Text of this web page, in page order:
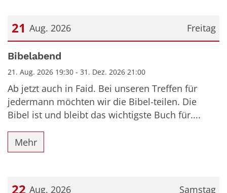
Freitag
21 Aug. 2026
Datum: 21. August 2026
Bibelabend
21. Aug. 2026 19:30 - 31. Dez. 2026 21:00
Ab jetzt auch in Faid. Bei unseren Treffen für
jedermann möchten wir die Bibel-teilen. Die
Bibel ist und bleibt das wichtigste Buch für....
Mehr
Samstag
22 Aug. 2026